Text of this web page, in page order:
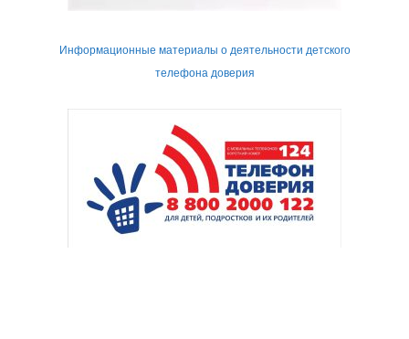
Информационные материалы о деятельности детского
телефона доверия